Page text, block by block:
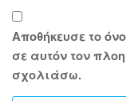
Αποθήκευσε το
σε αυτόν τον
σχολιάσω.